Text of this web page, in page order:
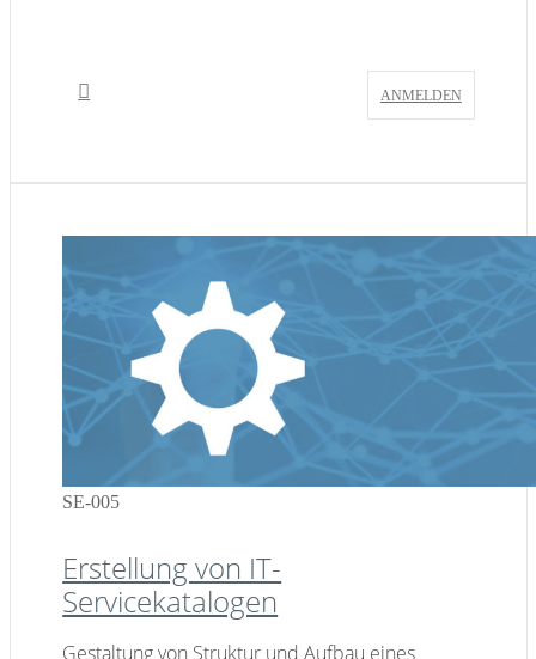
ANMELDEN
SE-005
Erstellung von IT-
Servicekatalogen
Gestaltung von Struktur und Aufbau eines